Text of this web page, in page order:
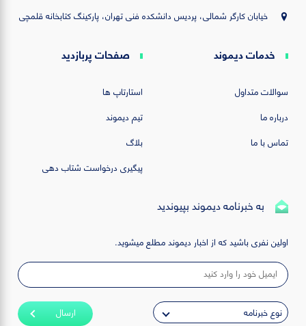
خیابان کارگر شمالی، پردیس دانشکده فنی تهران، پارکینگ کتابخانه قلمچی
خدمات دیموند
سوالات متداول
درباره ما
تماس با ما
صفحات پربازدید
استارتاپ ها
تیم دیموند
بلاگ
پیگیری درخواست شتاب دهی
به خبرنامه دیموند بپیوندید
اولین نفری باشید که از اخبار دیموند مطلع میشوید.
ارسال